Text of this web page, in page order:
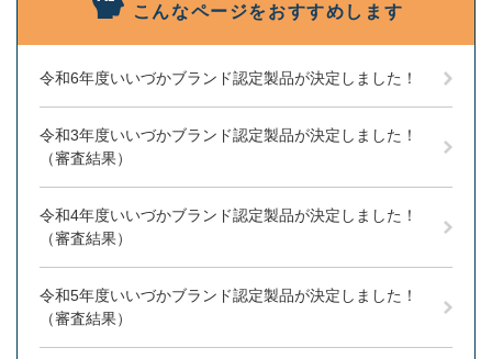
こんなページをおすすめします
令和6年度いいづかブランド認定製品が決定しました！
令和3年度いいづかブランド認定製品が決定しました！
（審査結果）
令和4年度いいづかブランド認定製品が決定しました！
（審査結果）
令和5年度いいづかブランド認定製品が決定しました！
（審査結果）